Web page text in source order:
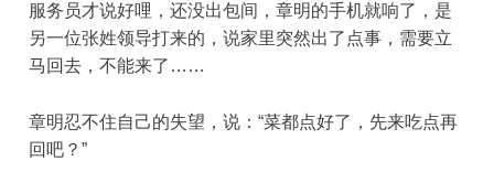
服务员才说好哩，还没出包间，章明的手机就响了，是
另一位张姓领导打来的，说家里突然出了点事，需要立
马回去，不能来了……
章明忍不住自己的失望，说：“菜都点好了，先来吃点再
回吧？”